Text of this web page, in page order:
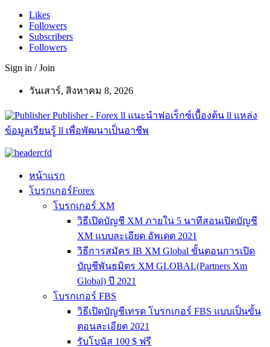
Likes
Followers
Subscribers
Followers
Sign in / Join
วันเสาร์, สิงหาคม 8, 2026
Publisher - Forex ll แนะนำฟอเร็กซ์เบื้องต้น ll แหล่ง
ข้อมูลเรียนรู้ ll เพื่อพัฒนาเป็นอาชีพ
หน้าแรก
โบรกเกอร์Forex
โบรกเกอร์ XM
วิธีเปิดบัญชี XM ภายใน 5 นาทีสอนเปิดบัญชี
XM แบบละเอียด อัพเดต 2021
วิธีการสมัคร IB XM Global ขั้นตอนการเปิด
บัญชีพันธมิตร XM GLOBAL(Partners Xm
Global) ปี 2021
โบรกเกอร์ FBS
วิธีเปิดบัญชีเทรด โบรกเกอร์ FBS แบบเป็นขั้น
ตอนละเอียด 2021
รับโบนัส 100 $ ฟรี